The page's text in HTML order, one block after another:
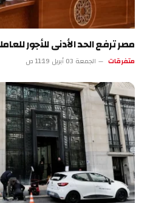
مصر ترفع الحد الأدنى للأجور
متفرقات الجمعة 03 أبريل 11:19 ص